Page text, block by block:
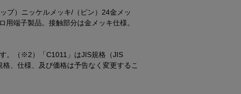
プ）ニッケルメッキ/（ピン）24金メッ
端子製品。接触部分は金メッキ仕様。
。（※2）「C1011」はJIS規格（JIS
、仕様、及び価格は予告なく変更するこ